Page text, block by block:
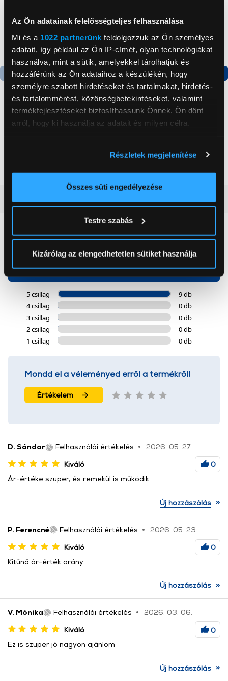
Az Ön adatainak felelősségteljes felhasználása
Mi és a 1022 partnerünk feldolgozzuk az Ön személyes
adatait, így például az Ön IP-címét, olyan technológiákat
használva, mint a sütik, amelyekkel tárolhatjuk és
hozzáférünk az Ön adataihoz a készülékén, hogy
személyre szabott hirdetéseket és tartalmakat, hirdetés-
és tartalommérést, közönségbetekintéseket, valamint
termékfejlesztéseket biztosíthassunk Önnek. Ön dönt
arról, hogy ki használja az adatait és milyen célra.
elhelyezkedéséről pár méteres pontossággal
Az Ön készülékén beazonosítása annak konkrét
módjairól és adja meg preferenciáit aRészletek
pontban. Bármikor módosíthatja vagy visszavonhatja a
Sütinyilatkozathoz való hozzájárulását.
cookie-k személyazonosítására nem alkalmasak,
szolgáltatásaink biztosításához szükségesek. Az oldal
használatával Ön elfogadja a cookie-k használatát.
További információk:ÁSZFésAdatvédelem
Részletek megjelenítése
Összes süti engedélyezése
Testre szabás
Kizárólag az elengedhetetlen sütiket használja
HOME TF 23 TURBO
Philips DST2010/90
10 999 Ft
Vásárlói vélemények
5
9 értékelés
5 csillag
9 db
4 csillag
0 db
3 csillag
0 db
2 csillag
0 db
1 csillag
0 db
Mondd el a véleményed erről a termékről!
Értékelem
D. Sándor Felhasználói értékelés
2026. 05. 27.
Kiváló
0
Ár-értéke szuper, és remekül is működik
Új hozzászólás »
P. Ferencné Felhasználói értékelés
2026. 05. 23.
Kiváló
0
Kitűnő ár-érték arány.
Új hozzászólás »
V. Mónika Felhasználói értékelés
2026. 03. 06.
Kiváló
0
Ez is szuper jó nagyon ajánlom
Új hozzászólás »